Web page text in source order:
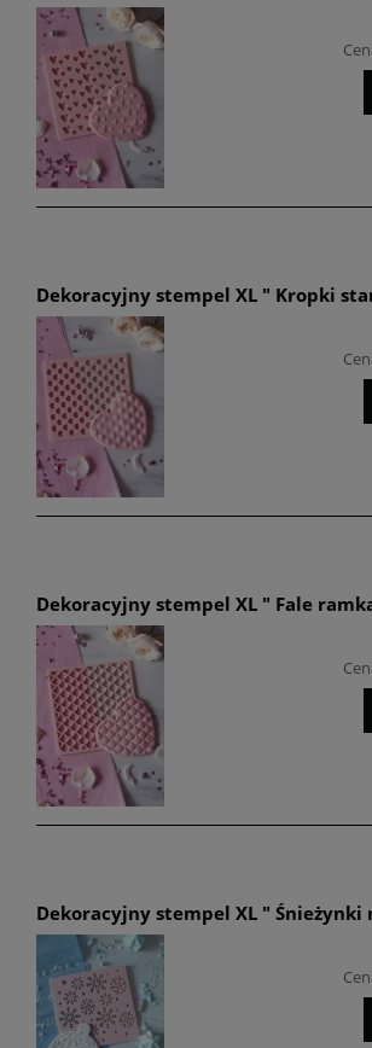
Dekoracyjny stempel XL " Kropki
Dekoracyjny stempel XL " Fale
Dekoracyjny stempel XL " Śnieżynki